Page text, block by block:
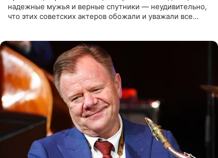
надежные мужья и верные спутники — неудивительно,
что этих советских актеров обожали и уважали все